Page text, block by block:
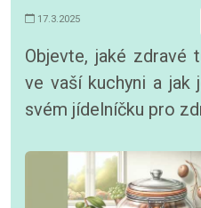
17.3.2025
Objevte, jaké zdravé
ve vaší kuchyni a jak
svém jídelníčku pro